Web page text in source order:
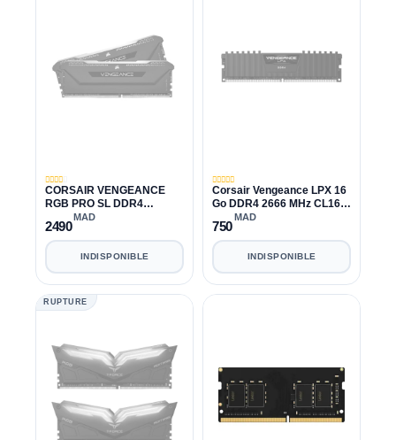
CORSAIR VENGEANCE
RGB PRO SL DDR4
3200MHZ 32GB 2x16GB
CL16
2490
MAD
INDISPONIBLE
Corsair Vengeance LPX 16
Go DDR4 2666 MHz CL16
8x4GB
750
MAD
INDISPONIBLE
RUPTURE